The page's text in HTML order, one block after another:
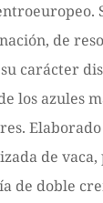
de
carácter
los azules
de
de doble